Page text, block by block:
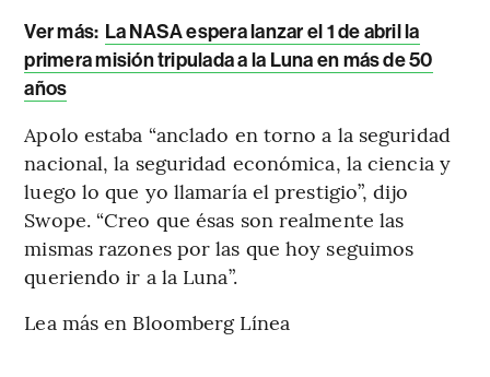
Ver más: La NASA espera lanzar el 1 de abril la
primera misión tripulada a la Luna en más de 50
años
Apolo estaba “anclado en torno a la seguridad
nacional, la seguridad económica, la ciencia y
luego lo que yo llamaría el prestigio”, dijo
Swope. “Creo que ésas son realmente las
mismas razones por las que hoy seguimos
queriendo ir a la Luna”.
Lea más en Bloomberg Línea